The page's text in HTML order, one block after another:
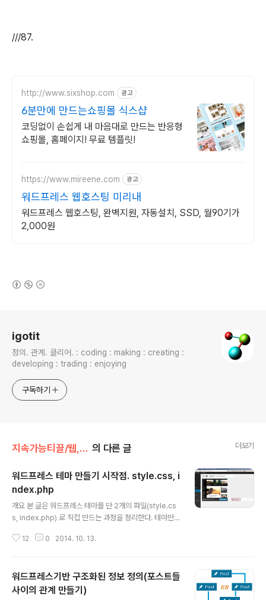
///87.
http://www.sixshop.com 광고
6분만에 만드는쇼핑몰 식스샵
코딩없이 손쉽게 내 마음대로 만드는 반응형
쇼핑몰, 홈페이지! 무료 템플릿!
https://www.mireene.com 광고
워드프레스 웹호스팅 미리내
워드프레스 웹호스팅, 완벽지원, 자동설치, SSD, 월90기가
2,000원
igotit
정의. 관계. 클리어. : coding : making : creating :
developing : trading : enjoying
구독하기
지속가능티끌/웹,워드프레스 의 다른 글 더보기
워드프레스 테마 만들기 시작점. style.css, i
ndex.php
개요 본 글은 워드프레스 테마를 단 2개의 파일(style.cs
s, index.php) 로 직접 만드는 과정을 정리한다. 테마만들
는 목적은 워드프레스 체계의 골격을 명확히 이해하기 위
적에서는 도움이 안된다. 테마를 직접 만드는 과정을 진행
하면서 처음 부터 수십 개의 파일로 시작하지 않는다. 테마
12 0 2014. 10. 13.
워드프레스기반 구조화된 정보 정의(포스트들
사이의 관계 만들기)